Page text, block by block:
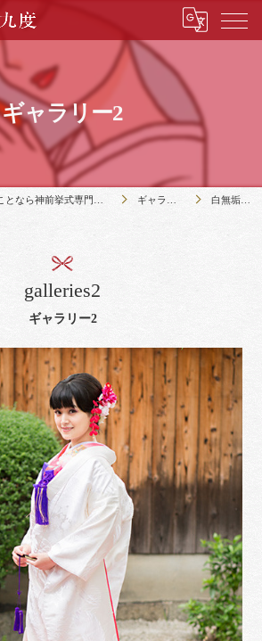
ギャラリー2
ギャラリー2 白無垢-022
ギャラリー2
galleries2